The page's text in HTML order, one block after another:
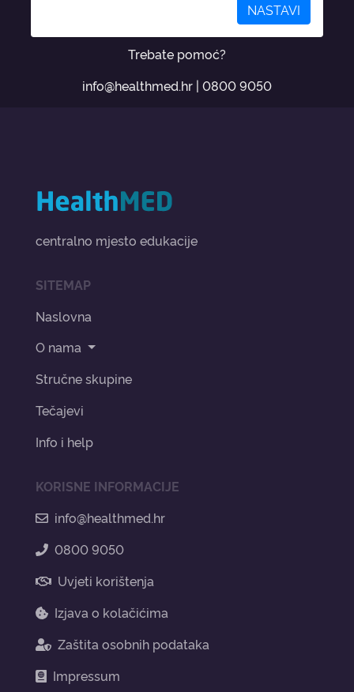
NASTAVI
Trebate pomoć?
info@healthmed.hr | 0800 9050
centralno mjesto edukacije
SITEMAP
Naslovna
O nama
Stručne skupine
Tečajevi
Info i help
KORISNE INFORMACIJE
info@healthmed.hr
0800 9050
Uvjeti korištenja
Izjava o kolačićima
Zaštita osobnih podataka
Impressum